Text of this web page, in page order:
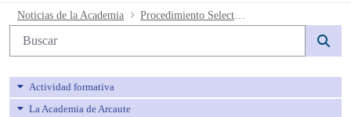
Procedimiento Selectivo ingreso
Noticias de la Academia
Búsqueda web
Actividad formativa
La Academia de Arcaute